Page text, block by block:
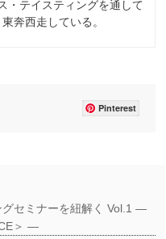
・テイスティングを通して
奔西走している。
Pinterest
グセミナーを紐解く Vol.1 ―
＞ ―